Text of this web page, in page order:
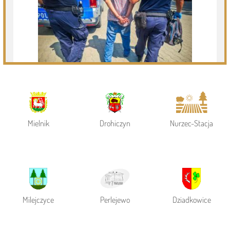
Powiat Siemiatycki Siemiatycze Gmina Siemiatycze
Mielnik Drohiczyn Nurzec-Stacja
Milejczyce Perlejewo Dziadkowice